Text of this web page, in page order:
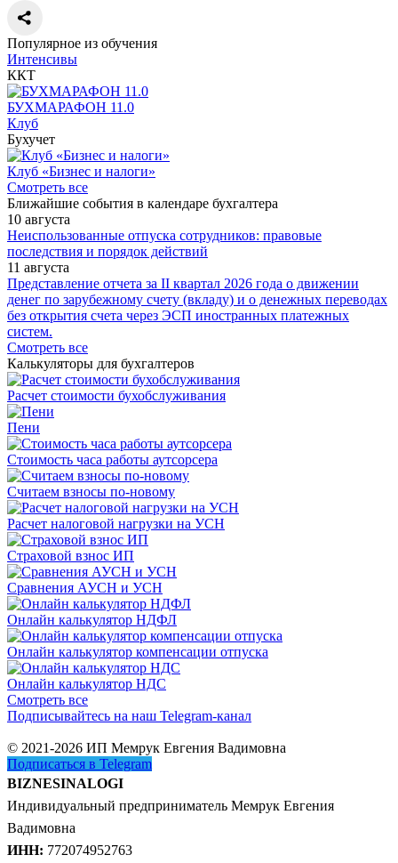
Популярное из обучения
Интенсивы
ККТ
БУХМАРАФОН 11.0
Клуб
Бухучет
Клуб «Бизнес и налоги»
Смотреть все
Ближайшие события в календаре бухгалтера
10 августа
Неиспользованные отпуска сотрудников: правовые
последствия и порядок действий
11 августа
Представление отчета за II квартал 2026 года о движении
денег по зарубежному счету (вкладу) и о денежных переводах
без открытия счета через ЭСП иностранных платежных
систем.
Смотреть все
Калькуляторы для бухгалтеров
Расчет стоимости бухобслуживания
Пени
Стоимость часа работы аутсорсера
Считаем взносы по-новому
Расчет налоговой нагрузки на УСН
Страховой взнос ИП
Сравнения АУСН и УСН
Онлайн калькулятор НДФЛ
Онлайн калькулятор компенсации отпуска
Онлайн калькулятор НДС
Смотреть все
Подписывайтесь на наш Telegram-канал
© 2021-2026 ИП Мемрук Евгения Вадимовна
Подписаться в Telegram
BIZNESINALOGI
Индивидуальный предприниматель Мемрук Евгения
Вадимовна
ИНН: 772074952763